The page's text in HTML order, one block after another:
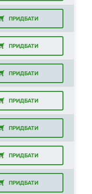
ПРИДБАТИ
ПРИДБАТИ
ПРИДБАТИ
ПРИДБАТИ
ПРИДБАТИ
ПРИДБАТИ
ПРИДБАТИ